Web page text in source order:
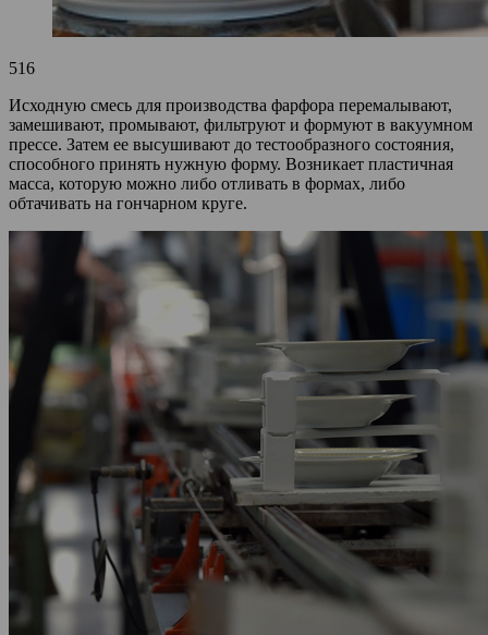
516
Исходную смесь для производства фарфора перемалывают,
замешивают, промывают, фильтруют и формуют в вакуумном
прессе. Затем ее высушивают до тестообразного состояния,
способного принять нужную форму. Возникает пластичная
масса, которую можно либо отливать в формах, либо
обтачивать на гончарном круге.